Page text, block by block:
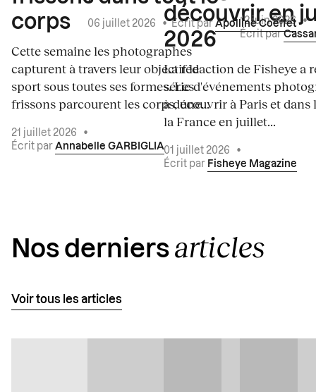
corps
Cette semaine les photographes
capturent à travers leur objectif le
sport sous toutes ses formes. Les
frissons parcourent les corps, une...
21 juillet 2026
•
Écrit par Annabelle GARBIGLIA
06 juillet 2026 •Écrit par Apolline Coëffet
découvrir en
2026
La rédaction de Fisheye a
série d'événements
à découvrir à Paris et dans
la France en juillet...
01 juillet 2026
•
Écrit par Fisheye Magazine
12 juin 2026 •
Écrit par
Nos derniers articles
Voir tous les articles